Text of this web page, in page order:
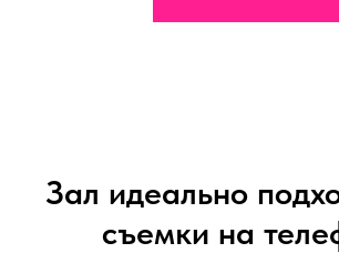
Зал идеально
съемки на